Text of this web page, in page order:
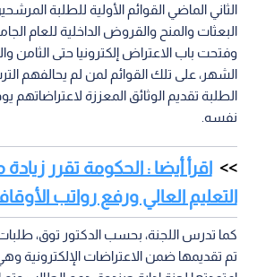
الثاني الماضي القوائم الأولية للطلبة
وفتحت باب الاعتراض إلكترونيا حتى
الشهر، على تلك القوائم لمن لم يحالفهم
الطلبة تقديم الوثائق المعززة لاعتراضاتهم
نفسه.
اقرأ أيضا : الحكومة تقرر
التعليم العالي ورفع رواتب
كما تدرس اللجنة، بحسب الدكتور توق، طلبات
تم تقديمها ضمن الاعتراضات الإلكترونية